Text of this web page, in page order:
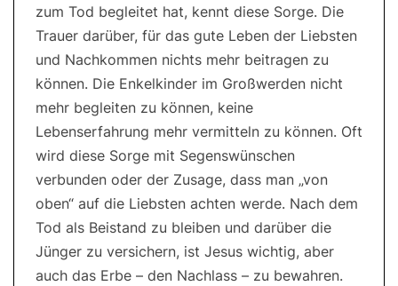
zum Tod begleitet hat, kennt diese Sorge. Die
Trauer darüber, für das gute Leben der Liebsten
und Nachkommen nichts mehr beitragen zu
können. Die Enkelkinder im Großwerden nicht
mehr begleiten zu können, keine
Lebenserfahrung mehr vermitteln zu können. Oft
wird diese Sorge mit Segenswünschen
verbunden oder der Zusage, dass man „von
oben“ auf die Liebsten achten werde. Nach dem
Tod als Beistand zu bleiben und darüber die
Jünger zu versichern, ist Jesus wichtig, aber
auch das Erbe – den Nachlass – zu bewahren.